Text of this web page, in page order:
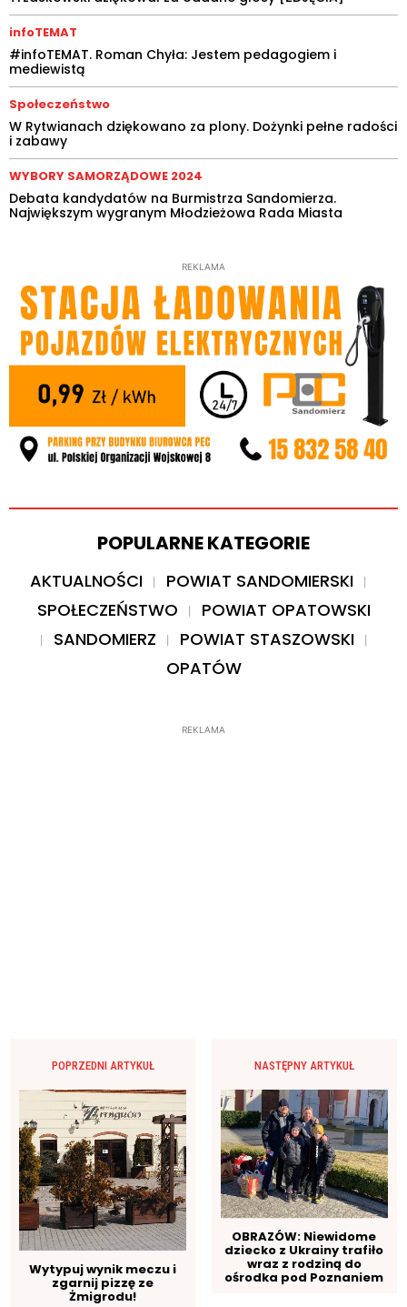
infoTEMAT
#infoTEMAT. Roman Chyła: Jestem pedagogiem i
mediewistą
Społeczeństwo
W Rytwianach dziękowano za plony. Dożynki pełne radości
i zabawy
WYBORY SAMORZĄDOWE 2024
Debata kandydatów na Burmistrza Sandomierza.
Największym wygranym Młodzieżowa Rada Miasta
REKLAMA
POPULARNE KATEGORIE
AKTUALNOŚCI
POWIAT SANDOMIERSKI
SPOŁECZEŃSTWO
POWIAT OPATOWSKI
SANDOMIERZ
POWIAT STASZOWSKI
OPATÓW
REKLAMA
POPRZEDNI ARTYKUŁ
Wytypuj wynik meczu i
zgarnij pizzę ze
Żmigrodu!
NASTĘPNY ARTYKUŁ
OBRAZÓW: Niewidome
dziecko z Ukrainy trafiło
wraz z rodziną do
ośrodka pod Poznaniem